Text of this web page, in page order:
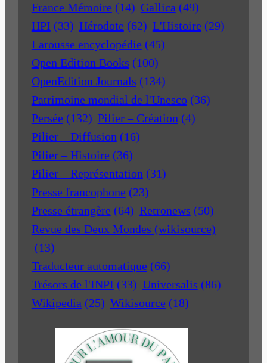
France Mémoire (14) Gallica (49)
HPI (33) Hérodote (62) L'Histoire (29)
Larousse encyclopédie (45)
Open Edition Books (100)
OpenEdition Journals (134)
Patrimoine mondial de l'Unesco (36)
Persée (132) Pilier – Création (4)
Pilier – Diffusion (16)
Pilier – Histoire (36)
Pilier – Représentation (31)
Presse francophone (23)
Presse étrangère (64) Retronews (50)
Revue des Deux Mondes (wikisource)
(13)
Traducteur automatique (66)
Trésors de l'INPI (33) Universalis (86)
Wikipedia (25) Wikisource (18)